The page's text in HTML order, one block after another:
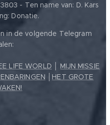
- Ten name van: D. Kars
Donatie.
in de volgende Telegram
LIFE WORLD
MIJN MISSIE
HET GROTE